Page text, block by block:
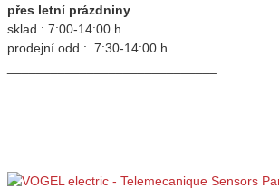
přes letní prázdniny
sklad : 7:00-14:00 h.
prodejní odd.: 7:30-14:00 h.